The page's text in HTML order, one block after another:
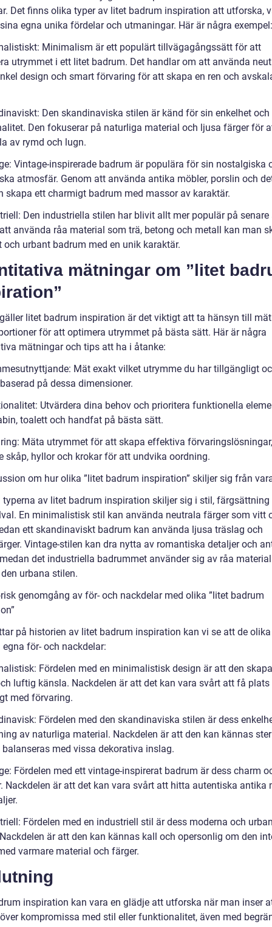
Det finns olika typer av litet badrum inspiration att utforska,
egna unika fördelar och utmaningar. Här är några exempel:
Minimalism är ett populärt tillvägagångssätt för att
utrymmet i ett litet badrum. Det handlar om att använda
design och smart förvaring för att skapa en ren och
Den skandinaviska stilen är känd för sin enkelhet och
Den fokuserar på naturliga material och ljusa färger för
av rymd och lugn.
Vintage-inspirerade badrum är populära för sin nostalgiska
atmosfär. Genom att använda antika möbler, porslin och
skapa ett charmigt badrum med massor av karaktär.
Den industriella stilen har blivit allt mer populär på senare
använda råa material som trä, betong och metall kan man
och urbant badrum med en unik karaktär.
mätningar om ”litet
litet badrum inspiration är det viktigt att ta hänsyn till
för att optimera utrymmet på bästa sätt. Här är några
mätningar och tips att ha i åtanke:
Mät exakt vilket utrymme du har tillgängligt
på dessa dimensioner.
Utvärdera dina behov och prioritera funktionella
toalett och handfat på bästa sätt.
Mäta utrymmet för att skapa effektiva förvaringslösningar,
skåp, hyllor och krokar för att undvika oordning.
om hur olika ”litet badrum inspiration” skiljer sig från
typerna av litet badrum inspiration skiljer sig i stil, färgsättning
En minimalistisk stil kan använda neutrala färger som vitt
ett skandinaviskt badrum kan använda ljusa träslag och
Vintage-stilen kan dra nytta av romantiska detaljer och
det industriella badrummet använder sig av råa
urbana stilen.
genomgång av för- och nackdelar med olika ”litet badrum
på historien av litet badrum inspiration kan vi se att de
egna för- och nackdelar:
Fördelen med en minimalistisk design är att den
luftig känsla. Nackdelen är att det kan vara svårt att få plats
med förvaring.
Fördelen med den skandinaviska stilen är dess
av naturliga material. Nackdelen är att den kan kännas
balanseras med vissa dekorativa inslag.
Fördelen med ett vintage-inspirerat badrum är dess charm
Nackdelen är att det kan vara svårt att hitta autentiska antika
Fördelen med en industriell stil är dess moderna och
är att den kan kännas kall och opersonlig om den
varmare material och färger.
inspiration kan vara en glädje att utforska när man inser
kompromissa med stil eller funktionalitet, även med